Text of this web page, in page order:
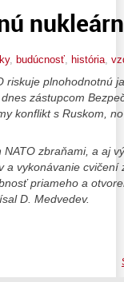
, budúcnosť história
plnohodnotnú
zástupcom
konflikt s Ruskom,
NATO zbraňami, a aj
a vykonávanie cvičení
priameho a
D. Medvedev.